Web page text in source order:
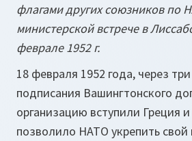
флагами других союзников по
министерской встрече в
феврале 1952 г.
18 февраля 1952 года, через
подписания Вашингтонского
организацию вступили Греция
позволило НАТО укрепить